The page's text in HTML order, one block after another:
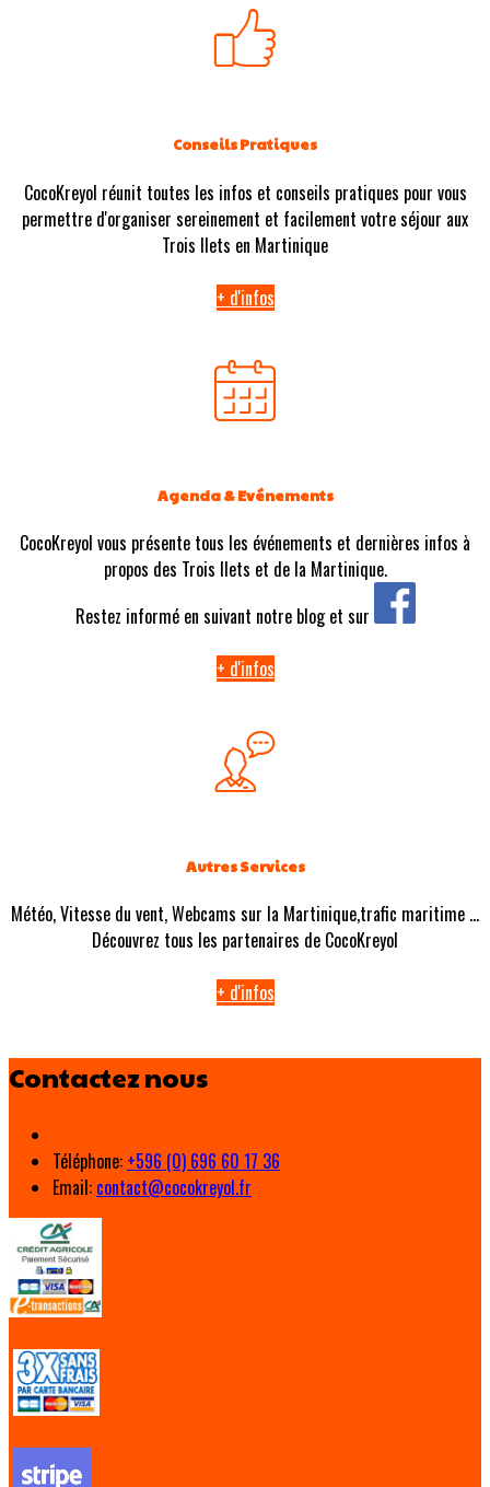
Conseils Pratiques
CocoKreyol réunit toutes les infos et conseils pratiques pour vous
permettre d'organiser sereinement et facilement votre séjour aux
Trois Ilets en Martinique
+ d'infos
Agenda & Evénements
CocoKreyol vous présente tous les événements et dernières infos à
propos des Trois Ilets et de la Martinique.
Restez informé en suivant notre blog et sur
+ d'infos
Autres Services
Météo, Vitesse du vent, Webcams sur la Martinique,trafic maritime ...
Découvrez tous les partenaires de CocoKreyol
+ d'infos
Contactez nous
Téléphone: +596 (0) 696 60 17 36
Email: contact@cocokreyol.fr